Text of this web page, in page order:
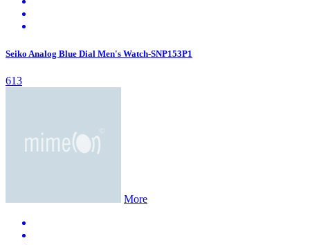
Seiko Analog Blue Dial Men's Watch-SNP153P1
613
More